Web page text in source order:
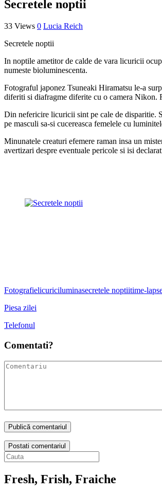
Secretele noptii
33 Views 0 Lucia Reich
Secretele noptii
In noptile ametitor de calde de vara licuricii
numeste bioluminescenta.
Fotograful japonez Tsuneaki Hiramatsu le-a
diferiti si diafragme diferite cu o camera Nikon.
Din nefericire licuricii sint pe cale de disparitie.
pe masculi sa-si cucereasca femelele cu
Minunatele creaturi efemere raman insa un
avertizari despre eventuale pericole si isi
Fotografielicuriciluminasecretele noptiitime-
Piesa zilei
Telefonul
Comentati?
Postati comentariul
Fresh, Frish, Fraiche